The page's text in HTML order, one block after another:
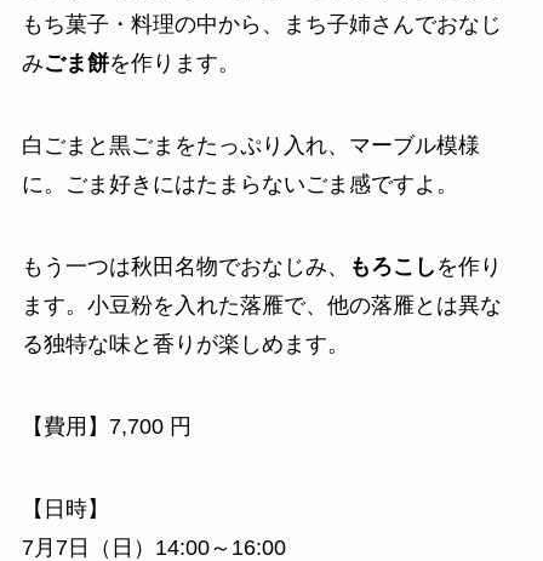
もち菓子・料理の中から、まち子姉さんでおなじ
みごま餅を作ります。
白ごまと黒ごまをたっぷり入れ、マーブル模様
に。ごま好きにはたまらないごま感ですよ。
もう一つは秋田名物でおなじみ、 もろこし を作り
ます。小豆粉を入れた落雁で、他の落雁とは異な
る独特な味と香りが楽しめます。
【費用】7,700 円
【日時】
7月7日（日）14:00～16:00